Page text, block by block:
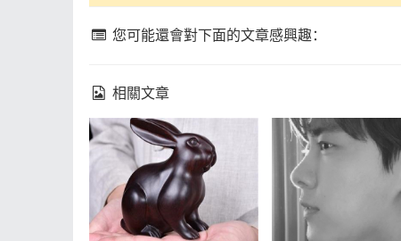
您可能還會對下面的文章感興趣：
相關文章